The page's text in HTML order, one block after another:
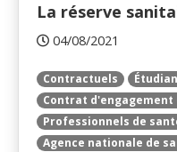
La réserve
04/08/2021
Contractuels
Contrat d'engagement
Professionnels de
Agence nationale de